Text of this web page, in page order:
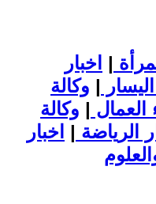
| اخبار
| وكالة
العمال | وكالة
الرياضة | اخبار